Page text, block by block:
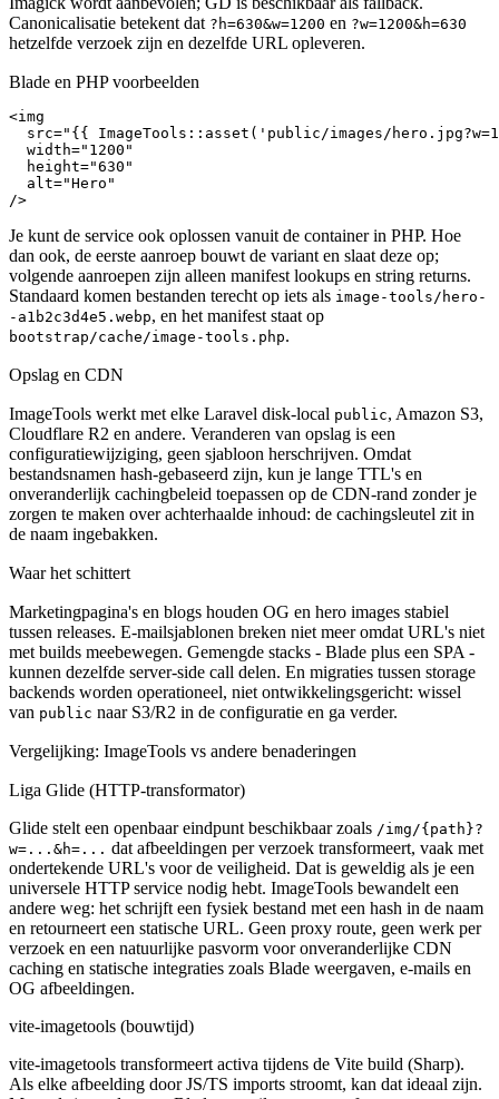
Canonicalisatie betekent dat ?h=630&w=1200 en ?w=1200&h=630
hetzelfde verzoek zijn en dezelfde URL opleveren.
Blade en PHP voorbeelden
<img
src="{{ ImageTools::asset('public/images/
  width="1200"
  height="630"
  alt="Hero"
/>
Je kunt de service ook oplossen vanuit de container in PHP. Hoe
dan ook, de eerste aanroep bouwt de variant en slaat deze op;
volgende aanroepen zijn alleen manifest lookups en string returns.
Standaard komen bestanden terecht op iets als image-tools/hero-
-a1b2c3d4e5.webp, en het manifest staat op
bootstrap/cache/image-tools.php.
Opslag en CDN
ImageTools werkt met elke Laravel disk-local public, Amazon S3,
Cloudflare R2 en andere. Veranderen van opslag is een
configuratiewijziging, geen sjabloon herschrijven. Omdat
bestandsnamen hash-gebaseerd zijn, kun je lange TTL's en
onveranderlijk cachingbeleid toepassen op de CDN-rand zonder je
zorgen te maken over achterhaalde inhoud: de cachingsleutel zit in
de naam ingebakken.
Waar het schittert
Marketingpagina's en blogs houden OG en hero images stabiel
tussen releases. E-mailsjablonen breken niet meer omdat URL's niet
met builds meebewegen. Gemengde stacks - Blade plus een SPA -
kunnen dezelfde server-side call delen. En migraties tussen storage
backends worden operationeel, niet ontwikkelingsgericht: wissel
van public naar S3/R2 in de configuratie en ga verder.
Vergelijking: ImageTools vs andere benaderingen
Liga Glide (HTTP-transformator)
Glide stelt een openbaar eindpunt beschikbaar zoals /img/{path}?
w=...&h=... dat afbeeldingen per verzoek transformeert, vaak met
ondertekende URL's voor de veiligheid. Dat is geweldig als je een
universele HTTP service nodig hebt. ImageTools bewandelt een
andere weg: het schrijft een fysiek bestand met een hash in de naam
en retourneert een statische URL. Geen proxy route, geen werk per
verzoek en een natuurlijke pasvorm voor onveranderlijke CDN
caching en statische integraties zoals Blade weergaven, e-mails en
OG afbeeldingen.
vite-imagetools (bouwtijd)
vite-imagetools transformeert activa tijdens de Vite build (Sharp).
Als elke afbeelding door JS/TS imports stroomt, kan dat ideaal zijn.